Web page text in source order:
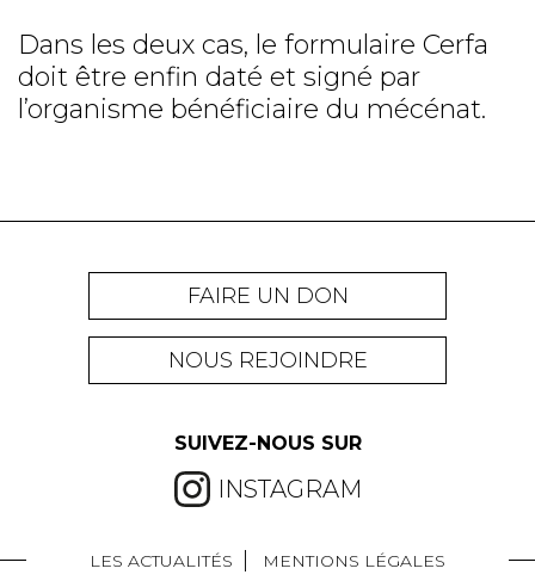
Dans les deux cas, le formulaire Cerfa
doit être enfin daté et signé par
l’organisme bénéficiaire du mécénat.
FAIRE UN DON
NOUS REJOINDRE
SUIVEZ-NOUS SUR
INSTAGRAM
LES ACTUALITÉS MENTIONS LÉGALES